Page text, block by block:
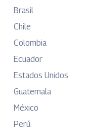
Brasil
Chile
Colombia
Ecuador
Estados Unidos
Guatemala
México
Perú